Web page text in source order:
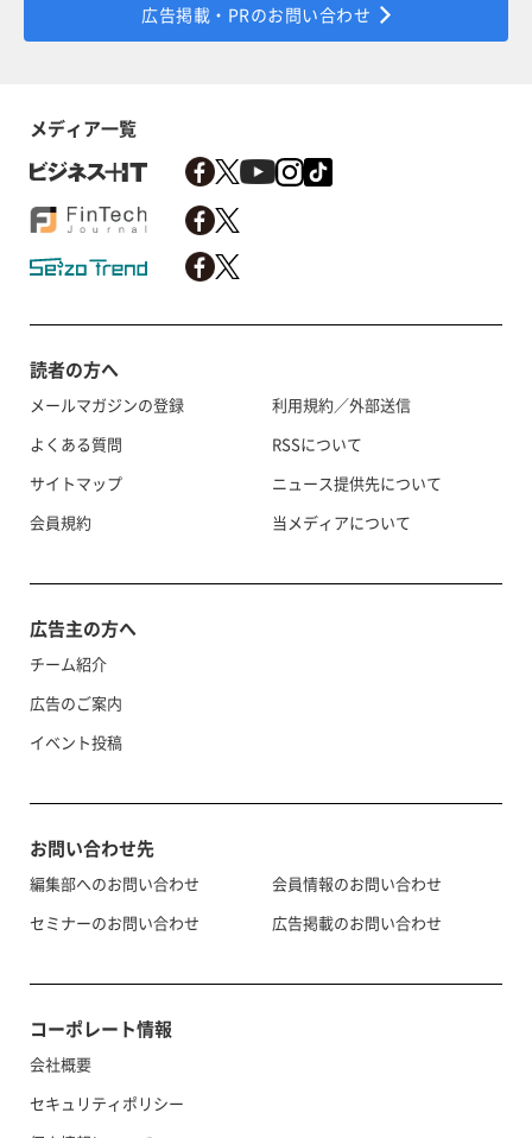
広告掲載・PRのお問い合わせ
メディア一覧
読者の方へ
メールマガジンの登録
よくある質問
サイトマップ
会員規約
利用規約／外部送信
RSSについて
ニュース提供先について
当メディアについて
広告主の方へ
チーム紹介
広告のご案内
イベント投稿
お問い合わせ先
編集部へのお問い合わせ
セミナーのお問い合わせ
会員情報のお問い合わせ
広告掲載のお問い合わせ
コーポレート情報
会社概要
セキュリティポリシー